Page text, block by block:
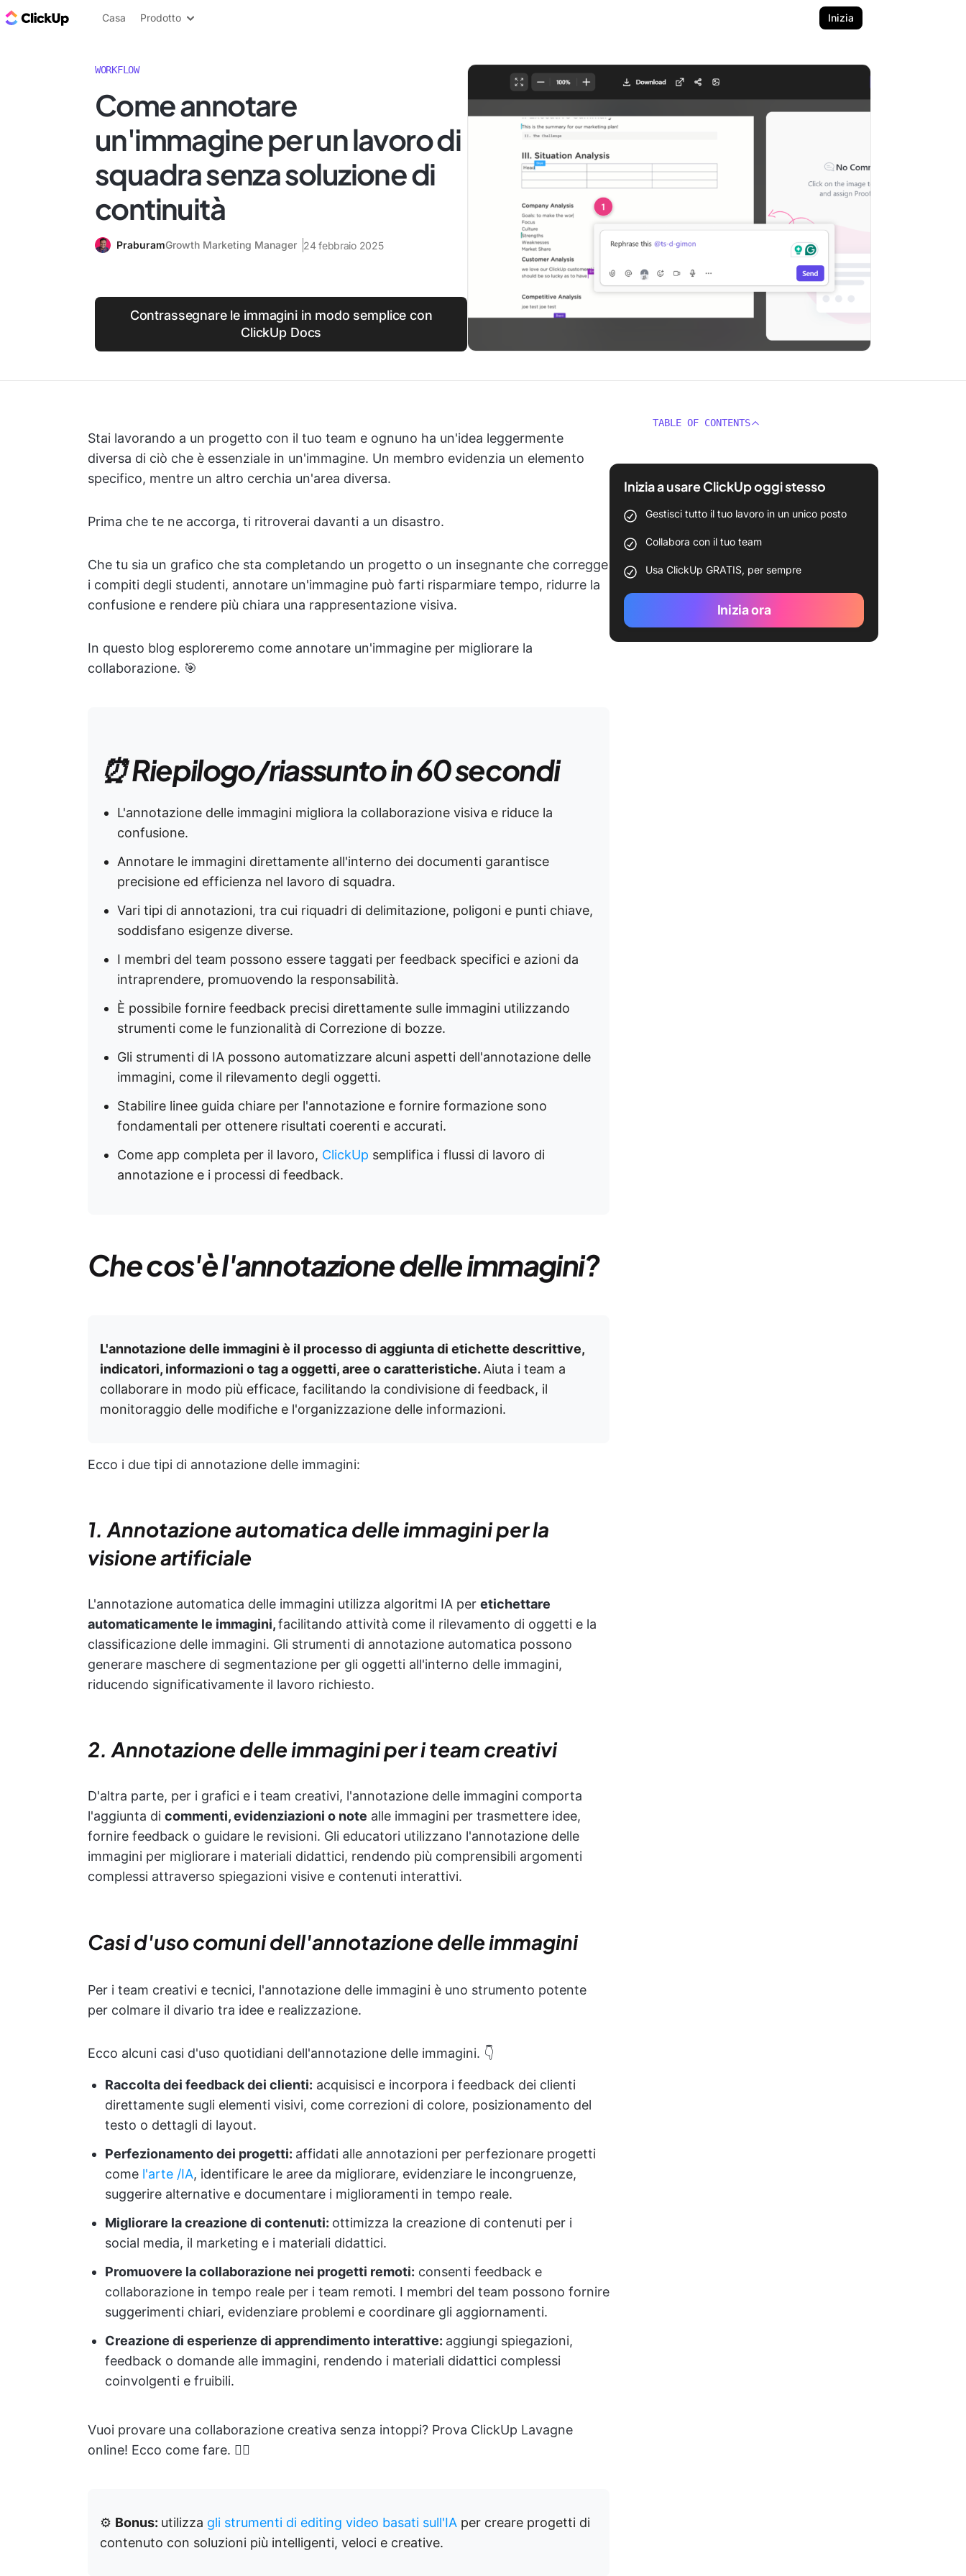
Blog di ClickUp
Casa Prodotto Inizia
WORKFLOW
Come annotare
un'immagine per un lavoro di
squadra senza soluzione di
continuità
PraburamGrowth Marketing Manager 24 febbraio 2025
Contrassegnare le immagini in modo semplice con
ClickUp Docs
Stai lavorando a un progetto con il tuo team e ognuno ha un'idea leggermente
diversa di ciò che è essenziale in un'immagine. Un membro evidenzia un elemento
specifico, mentre un altro cerchia un'area diversa.
Prima che te ne accorga, ti ritroverai davanti a un disastro.
Che tu sia un grafico che sta completando un progetto o un insegnante che corregge
i compiti degli studenti, annotare un'immagine può farti risparmiare tempo, ridurre la
confusione e rendere più chiara una rappresentazione visiva.
In questo blog esploreremo come annotare un'immagine per migliorare la
collaborazione. 🎯
⏰ Riepilogo/riassunto in 60 secondi
L'annotazione delle immagini migliora la collaborazione visiva e riduce la
confusione.
Annotare le immagini direttamente all'interno dei documenti garantisce
precisione ed efficienza nel lavoro di squadra.
Vari tipi di annotazioni, tra cui riquadri di delimitazione, poligoni e punti chiave,
soddisfano esigenze diverse.
I membri del team possono essere taggati per feedback specifici e azioni da
intraprendere, promuovendo la responsabilità.
È possibile fornire feedback precisi direttamente sulle immagini utilizzando
strumenti come le funzionalità di Correzione di bozze.
Gli strumenti di IA possono automatizzare alcuni aspetti dell'annotazione delle
immagini, come il rilevamento degli oggetti.
Stabilire linee guida chiare per l'annotazione e fornire formazione sono
fondamentali per ottenere risultati coerenti e accurati.
Come app completa per il lavoro, ClickUp semplifica i flussi di lavoro di
annotazione e i processi di feedback.
Che cos'è l'annotazione delle immagini?
L'annotazione delle immagini è il processo di aggiunta di etichette descrittive,
indicatori, informazioni o tag a oggetti, aree o caratteristiche. Aiuta i team a
collaborare in modo più efficace, facilitando la condivisione di feedback, il
monitoraggio delle modifiche e l'organizzazione delle informazioni.
Ecco i due tipi di annotazione delle immagini:
1. Annotazione automatica delle immagini per la
visione artificiale
L'annotazione automatica delle immagini utilizza algoritmi IA per etichettare
automaticamente le immagini,facilitando attività come il rilevamento di oggetti e la
classificazione delle immagini. Gli strumenti di annotazione automatica possono
generare maschere di segmentazione per gli oggetti all'interno delle immagini,
riducendo significativamente il lavoro richiesto.
2. Annotazione delle immagini per i team creativi
D'altra parte, per i grafici e i team creativi, l'annotazione delle immagini comporta
l'aggiunta di commenti, evidenziazioni o note alle immagini per trasmettere idee,
fornire feedback o guidare le revisioni. Gli educatori utilizzano l'annotazione delle
immagini per migliorare i materiali didattici, rendendo più comprensibili argomenti
complessi attraverso spiegazioni visive e contenuti interattivi.
Casi d'uso comuni dell'annotazione delle immagini
Per i team creativi e tecnici, l'annotazione delle immagini è uno strumento potente
per colmare il divario tra idee e realizzazione.
Ecco alcuni casi d'uso quotidiani dell'annotazione delle immagini. 👇
Raccolta dei feedback dei clienti: acquisisci e incorpora i feedback dei clienti
direttamente sugli elementi visivi, come correzioni di colore, posizionamento del
testo o dettagli di layout.
Perfezionamento dei progetti: affidati alle annotazioni per perfezionare progetti
come l'arte /IA, identificare le aree da migliorare, evidenziare le incongruenze,
suggerire alternative e documentare i miglioramenti in tempo reale.
Migliorare la creazione di contenuti: ottimizza la creazione di contenuti per i
social media, il marketing e i materiali didattici.
Promuovere la collaborazione nei progetti remoti: consenti feedback e
collaborazione in tempo reale per i team remoti. I membri del team possono fornire
suggerimenti chiari, evidenziare problemi e coordinare gli aggiornamenti.
Creazione di esperienze di apprendimento interattive: aggiungi spiegazioni,
feedback o domande alle immagini, rendendo i materiali didattici complessi
coinvolgenti e fruibili.
Vuoi provare una collaborazione creativa senza intoppi? Prova ClickUp Lavagne
online! Ecco come fare. 👇🏼
⚙️ Bonus: utilizza gli strumenti di editing video basati sull'IA per creare progetti di
contenuto con soluzioni più intelligenti, veloci e creative.
TABLE OF CONTENTS
Inizia a usare ClickUp oggi stesso
Gestisci tutto il tuo lavoro in un unico posto
Collabora con il tuo team
Usa ClickUp GRATIS, per sempre
Inizia ora